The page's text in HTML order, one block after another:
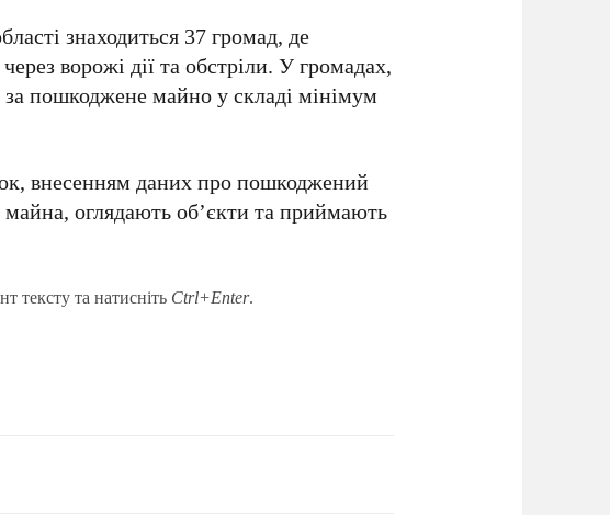
знаходиться 37 громад, де
ворожі дії та обстріли. У громадах,
за пошкоджене майно у складі мінімум
внесенням даних про пошкоджений
оглядають об’єкти та приймають
тексту та натисніть Ctrl+Enter.